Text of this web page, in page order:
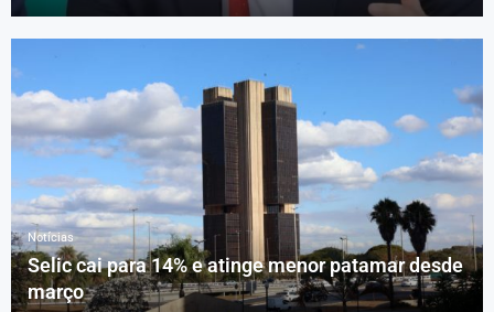
Notícias
Selic cai para 14% e atinge menor patamar desde
março